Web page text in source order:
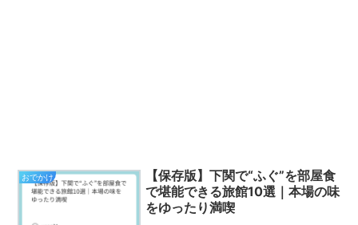
おでかけ
【保存版】下関で“ふぐ”を部屋食
で堪能できる旅館10選｜本場の味
をゆったり満喫